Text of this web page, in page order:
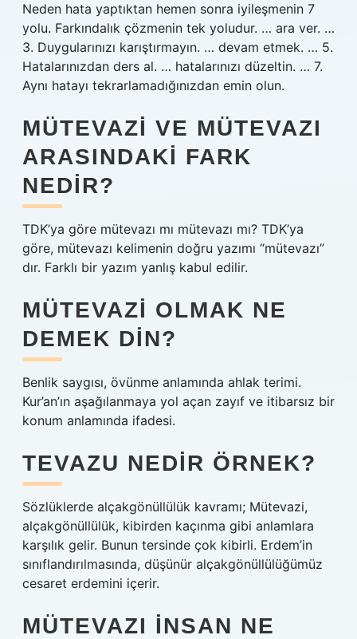
Neden hata yaptıktan hemen sonra iyileşmenin 7
yolu. Farkındalık çözmenin tek yoludur. … ara ver. …
3. Duygularınızı karıştırmayın. … devam etmek. … 5.
Hatalarınızdan ders al. … hatalarınızı düzeltin. … 7.
Aynı hatayı tekrarlamadığınızdan emin olun.
MÜTEVAZI VE MÜTEVAZI
ARASINDAKI FARK
NEDIR?
TDK’ya göre mütevazı mı mütevazı mı? TDK’ya
göre, mütevazı kelimenin doğru yazımı “mütevazı”
dır. Farklı bir yazım yanlış kabul edilir.
MÜTEVAZI OLMAK NE
DEMEK DIN?
Benlik saygısı, övünme anlamında ahlak terimi.
Kur’an’ın aşağılanmaya yol açan zayıf ve itibarsız bir
konum anlamında ifadesi.
TEVAZU NEDIR ÖRNEK?
Sözlüklerde alçakgönüllülük kavramı; Mütevazi,
alçakgönüllülük, kibirden kaçınma gibi anlamlara
karşılık gelir. Bunun tersinde çok kibirli. Erdem’in
sınıflandırılmasında, düşünür alçakgönüllülüğümüz
cesaret erdemini içerir.
MÜTEVAZI INSAN NE